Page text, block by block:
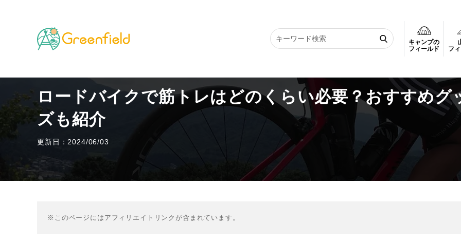
キャンプの
フィールド
フ
TOP その他のフィールド ロードバイクで筋トレはどのくらい必要？おすすめグッズも紹介
ロードバイクで筋トレはどのくらい必要？おすすめグ
ズも紹介
更新日：2024/06/03
※このページにはアフィリエイトリンクが含まれています。